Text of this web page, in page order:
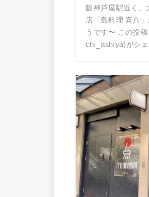
阪神芦屋駅近く、
店「島料理 喜八
うです〜 この投
chi_ashiya)がシェ